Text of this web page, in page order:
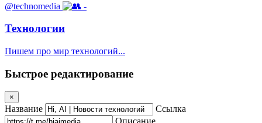
@technomedia -
Технологии
Пишем про мир технологий...
Быстрое редактирование
×
Название
Ссылка